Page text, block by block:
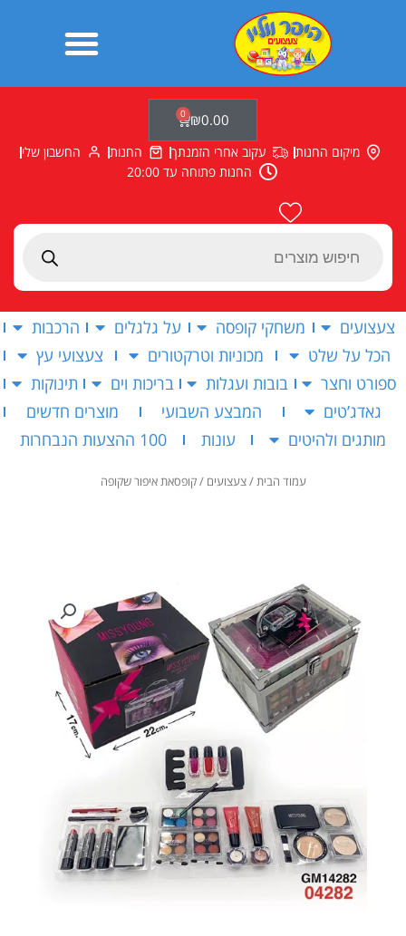
Products
₪0.00
0
עגלת
קניות
מיקום החנות עקוב אחרי הזמנתך החנות
החשבון שלי
החנות פתוחה עד 20:00
צעצועים משחקי קופסה על גלגלים
הרכבות
הכל על שלט
מכוניות וטרקטורים
צעצועי עץ
ספורט וחצר
בובות ועגלות בריכות וים
תינוקות
גאדג’טים
המבצע השבועי
מוצרים חדשים
מותגים ולהיטים
עונות 100 ההצעות הנבחרות
עמוד הבית/צעצועים / קופסאת איפור שקופה